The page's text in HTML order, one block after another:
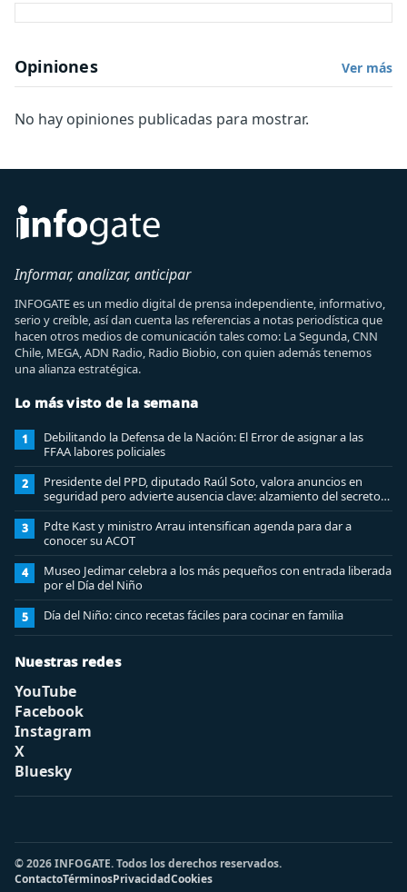
Opiniones Ver más
No hay opiniones publicadas para mostrar.
Informar, analizar, anticipar
INFOGATE es un medio digital de prensa independiente, informativo,
serio y creíble, así dan cuenta las referencias a notas periodística que
hacen otros medios de comunicación tales como: La Segunda, CNN
Chile, MEGA, ADN Radio, Radio Biobio, con quien además tenemos
una alianza estratégica.
Lo más visto de la semana
1
Debilitando la Defensa de la Nación: El Error de asignar a las
FFAA labores policiales
2
Presidente del PPD, diputado Raúl Soto, valora anuncios en
seguridad pero advierte ausencia clave: alzamiento del secreto
bancario
3
Pdte Kast y ministro Arrau intensifican agenda para dar a
conocer su ACOT
4
Museo Jedimar celebra a los más pequeños con entrada liberada
por el Día del Niño
5 Día del Niño: cinco recetas fáciles para cocinar en familia
Nuestras redes
YouTube
Facebook
Instagram
X
Bluesky
© 2026 INFOGATE. Todos los derechos reservados.
ContactoTérminosPrivacidadCookies